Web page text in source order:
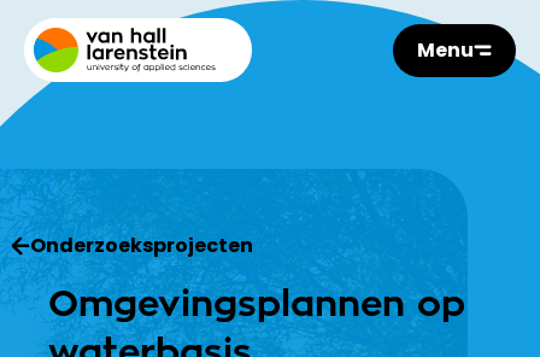
Menu
Onderzoeksprojecten
Omgevingsplannen op